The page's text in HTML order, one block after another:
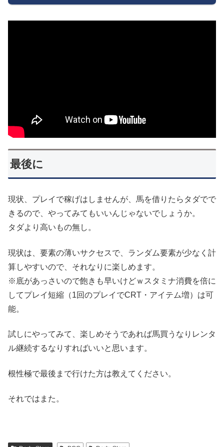
最後に
現状、プレイで稼げはしませんが、馬を借りたらタダでで
きるので、やってみてもいいんじゃないでしょうか。
タダより高いもの無し。
現状は、要素の薄いサクセスで、ランダム要素が少なく計
算しやすいので、それなりに楽しめます。
※底があっさいので飽きも早いけどｗスタミナ消費を倍に
してプレイ短縮（1回のプレイでCRT・アイテム増）は可
能。
試しにやってみて、楽しめそうであれば馬買うなりレンタ
ル継続するなりすればいいと思います。
根性極で最後まで行けた方は教えてください。
それではまた。